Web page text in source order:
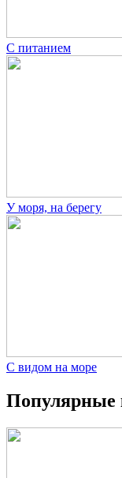
С питанием
У моря, на берегу
С видом на море
Популярные